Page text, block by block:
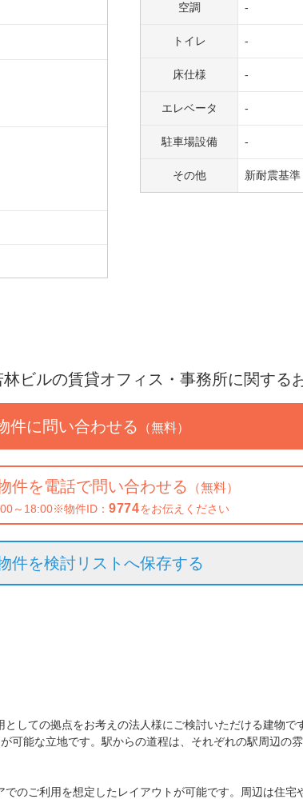
空調 -
トイレ -
床仕様 -
エレベータ -
駐車場設備 -
その他 新耐震基準
林ビルの賃貸オフィス・事務所に関する
件に問い合わせる （無料）
件を電話で問い合わせる （無料）
～18:00※物件ID： 9774をお伝えください
件を検討リストへ保存する
しての拠点をお考えの法人様にご検討いただける建物で
可能な立地です。駅からの道程は、それぞれの駅周辺の
のご利用を想定したレイアウトが可能です。周辺は住